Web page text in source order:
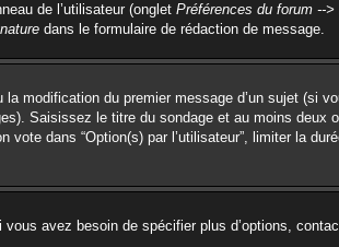
de l’utilisateur (onglet Préférences du forum --
dans le formulaire de rédaction de message.
modification du premier message d’un sujet (si
Saisissez le titre du sondage et au moins
dans “Option(s) par l’utilisateur”, limiter la
avez besoin de spécifier plus d’options,